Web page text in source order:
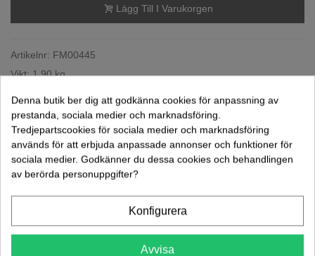
Lägg Till I Varukorgen
Artikelnr: FM00445
Vikt: 1.90 kg
TILLBEHÖR
Bultsats 60mm FM01303 FM00445
34,00 kr (exkl. moms)
Denna butik ber dig att godkänna cookies för anpassning av
prestanda, sociala medier och marknadsföring.
Tredjepartscookies för sociala medier och marknadsföring
används för att erbjuda anpassade annonser och funktioner för
sociala medier. Godkänner du dessa cookies och behandlingen
av berörda personuppgifter?
Konfigurera
Avvisa